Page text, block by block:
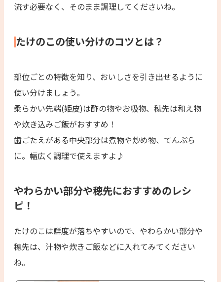
流す必要なく、そのまま調理してくださいね。
たけのこの使い分けのコツとは？
部位ごとの特徴を知り、おいしさを引き出せるように
使い分けましょう。
柔らかい先端(姫皮)は酢の物やお吸物、穂先は和え物
や炊き込みご飯がおすすめ！
歯ごたえがある中央部分は煮物や炒め物、てんぷら
に。幅広く調理で使えますよ♪
やわらかい部分や穂先におすすめのレシ
ピ！
たけのこは鮮度が落ちやすいので、やわらかい部分や
穂先は、汁物や炊きご飯などに入れてみてください
ね。